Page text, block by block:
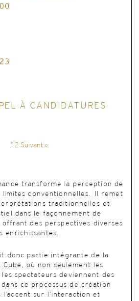
À CANDIDATURES
1 2 Suivant »
transforme la perception de
limites conventionnelles. Il remet
traditionnelles et
dans le façonnement de
offrant des perspectives diverses
enrichissantes.
donc partie intégrante de la
Cube, où non seulement les
les spectateurs deviennent des
ce processus de création
sur l’interaction et